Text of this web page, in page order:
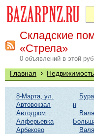
Складские
«Стрела»
0 объявлений в этой
Главная › Недвижимость
8-Марта, ул.
Автовокзал
Автодром
Алферьевка
Арбеково
н